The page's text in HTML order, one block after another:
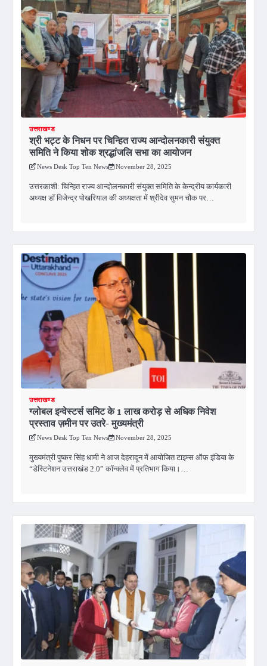
उत्तराखण्ड
श्री भट्ट के निधन पर चिन्हित राज्य आन्दोलनकारी संयुक्त
समिति ने किया शोक श्रद्धांजलि सभा का आयोजन
News Desk Top Ten News November 28, 2025
उत्तरकाशी: चिन्हित राज्य आन्दोलनकारी संयुक्त समिति के केन्द्रीय कार्यकारी
अध्यक्ष डॉ विजेन्द्र पोखरियाल की अध्यक्षता में श्रीदेव सुमन चौक पर…
उत्तराखण्ड
ग्लोबल इन्वेस्टर्स समिट के 1 लाख करोड़ से अधिक निवेश
प्रस्ताव ज़मीन पर उतरे- मुख्यमंत्री
News Desk Top Ten News November 28, 2025
मुख्यमंत्री पुष्कर सिंह धामी ने आज देहरादून में आयोजित टाइम्स ऑफ़ इंडिया के
“डेस्टिनेशन उत्तराखंड 2.0” कॉन्क्लेव में प्रतिभाग किया।…